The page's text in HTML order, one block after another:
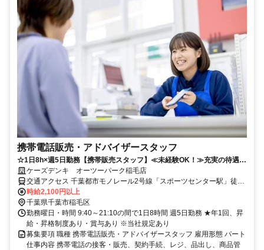
携帯電話販売・アドバイザースタッフ
☆1日8h×週5日勤務【携帯販売スタッフ】≪未経験OK！≫充実の待遇で
働きやすさ抜群◎
ケーズデンキ オーツーパーク稲毛店
交通アクセス 千葉都市モノレール2号線「スポーツセンター駅」徒歩
13分
時給2,100円以上
千葉県千葉市稲毛区
勤務曜日・時間 9:40～21:10の間で1日8時間 週5日勤務 ★年1回、昇
給・昇格制度あり・賞与あり ※当社規定あり
募集要項 職種 携帯電話販売・アドバイザースタッフ 雇用形態 パート
仕事内容 携帯電話の接客・販売、契約手続、レジ、品出し、商品管